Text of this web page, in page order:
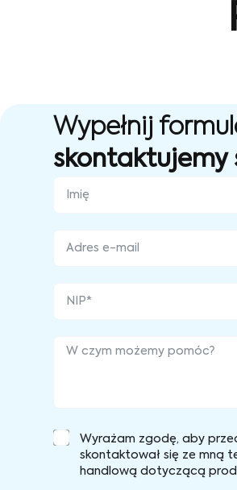
Wypełnij
skontaktujemy
Wyrażam zgodę, aby
skontaktował się ze mną
handlową dotyczącą